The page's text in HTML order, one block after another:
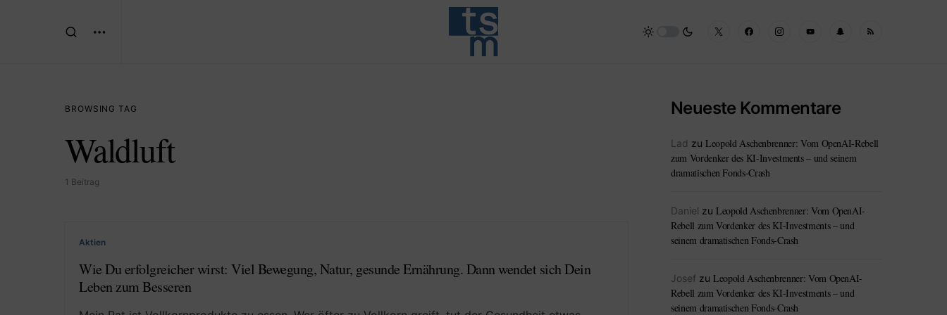
BROWSING TAG
Waldluft
1 Beitrag
Aktien
Wie Du erfolgreicher wirst: Viel Bewegung, Natur, gesunde Ernährung. Dann wendet sich Dein
Leben zum Besseren
Neueste Kommentare
Lad zu Leopold Aschenbrenner: Vom OpenAI-Rebell
zum Vordenker des KI-Investments – und seinem
dramatischen Fonds-Crash
Daniel zu Leopold Aschenbrenner: Vom OpenAI-
Rebell zum Vordenker des KI-Investments – und
seinem dramatischen Fonds-Crash
Josef zu Leopold Aschenbrenner: Vom OpenAI-
Rebell zum Vordenker des KI-Investments – und
seinem dramatischen Fonds-Crash